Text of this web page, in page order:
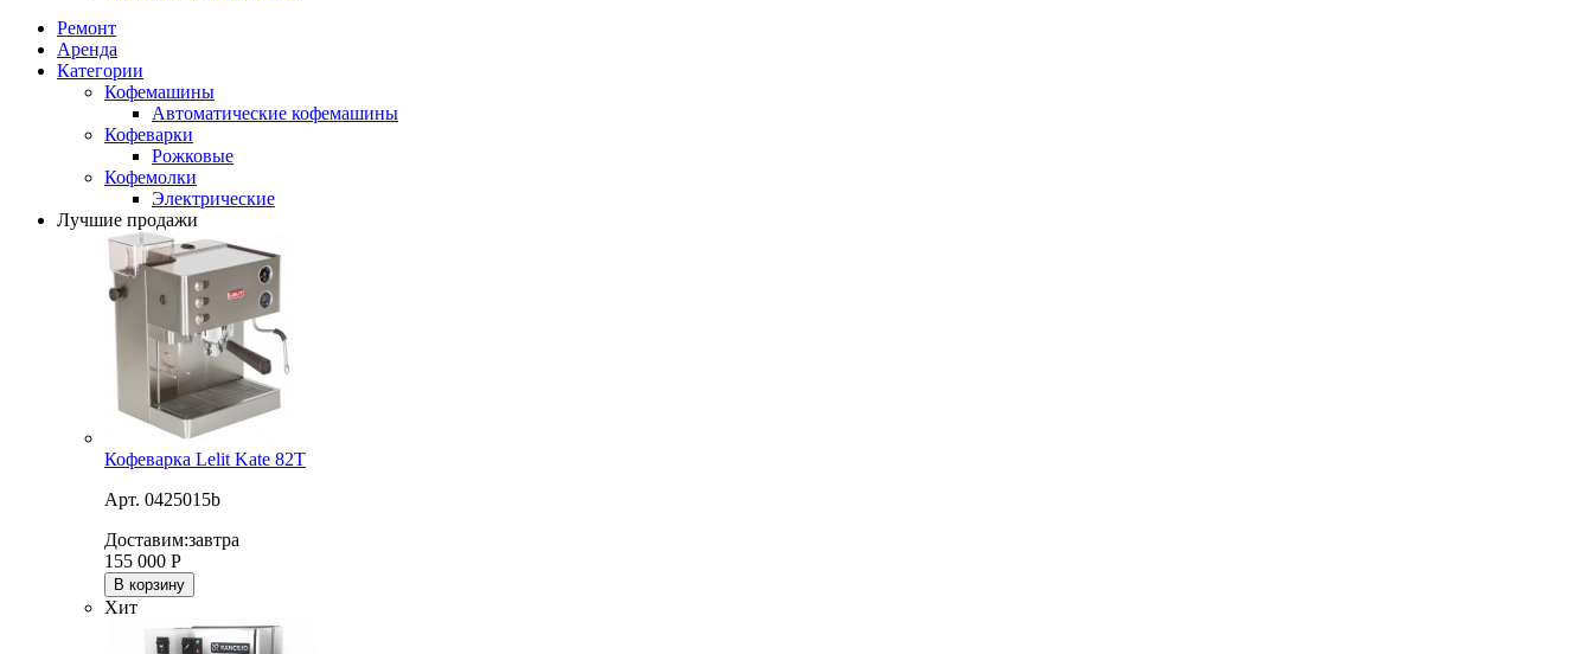
Ремонт
Аренда
Категории
Кофемашины
Автоматические кофемашины
Кофеварки
Рожковые
Кофемолки
Электрические
Лучшие продажи
Кофеварка Lelit Kate 82T
Арт. 0425015b
Доставим:завтра
155 000 Р
В корзину
Хит